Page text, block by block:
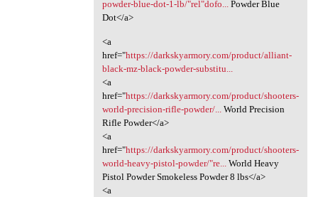
powder-blue-dot-1-lb/"rel"dofo...
Powder Blue
Dot</a>
<a
href="https://darkskyarmory.com/product/alliant-
black-mz-black-powder-substitu...
<a
href="https://darkskyarmory.com/product/shooters-
world-precision-rifle-powder/...World Precision
Rifle Powder</a>
<a
href="https://darkskyarmory.com/product/shooters-
world-heavy-pistol-powder/"re...World Heavy
Pistol Powder Smokeless Powder 8 lbs</a>
<a